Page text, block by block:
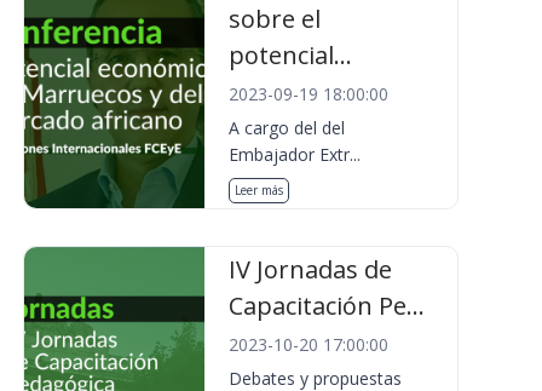
sobre el
potencial...
2023-09-19 18:00:00
A cargo del del
Embajador Extr...
Leer más
IV Jornadas de
Capacitación Pe...
2023-10-20 17:00:00
Debates y propuestas